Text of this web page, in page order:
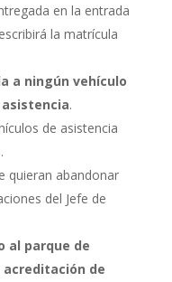
en la entrada
la matrícula
a ningún vehículo
.
de asistencia
quieran abandonar
del Jefe de
al parque de
de